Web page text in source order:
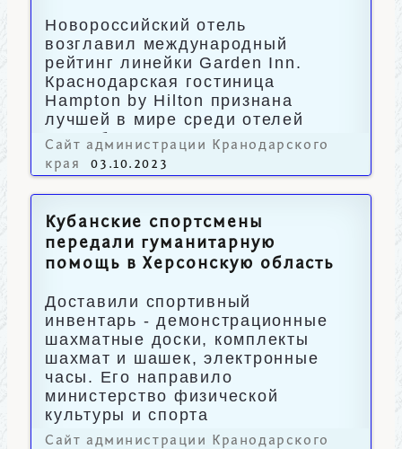
Новороссийский отель
возглавил международный
рейтинг линейки Garden Inn.
Краснодарская гостиница
Hampton by Hilton признана
лучшей в мире среди отелей
этого бренда.
Сайт администрации Кранодарского
края
03.10.2023
Кубанские спортсмены
передали гуманитарную
помощь в Херсонскую область
Доставили спортивный
инвентарь - демонстрационные
шахматные доски, комплекты
шахмат и шашек, электронные
часы. Его направило
министерство физической
культуры и спорта
Краснодарского края.
Сайт администрации Кранодарского